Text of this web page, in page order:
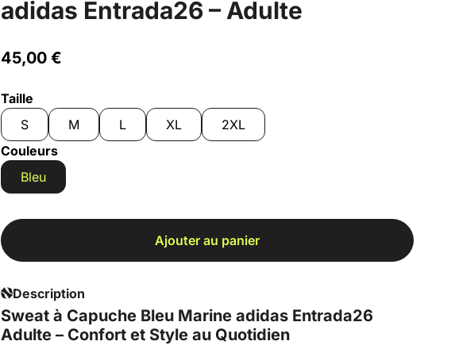
adidas Entrada26 – Adulte
45,00 €
Taille
S
M L XL
2XL
Couleurs
Bleu
Ajouter au panier
Description
Sweat à Capuche Bleu Marine adidas Entrada26
Adulte – Confort et Style au Quotidien